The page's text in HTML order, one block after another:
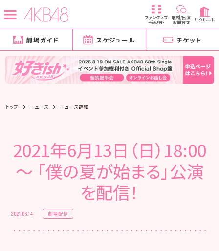
ファンクラブ
-柱の会-
取材/出演
お問合せ リクルート
劇場ガイド スケジュール チケット
トップ ニュース ニュース詳細
2021年6月13日（日）18:00
～ 「僕の夏が始まる」公演
を配信！
2021.06.14 劇場配信